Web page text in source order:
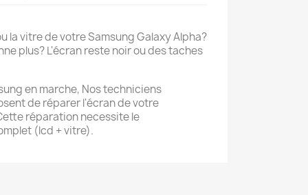
la vitre de votre Samsung Galaxy Alpha?
plus? L'écran reste noir ou des taches
en marche, Nos techniciens
de réparer l'écran de votre
réparation necessite le
(lcd + vitre).